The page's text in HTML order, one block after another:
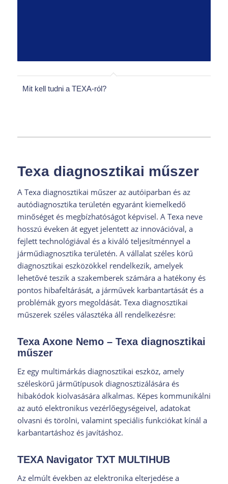
Mit kell tudni a TEXA-ról?
Texa diagnosztikai műszer
A Texa diagnosztikai műszer az autóiparban és az
autódiagnosztika területén egyaránt kiemelkedő
minőséget és megbízhatóságot képvisel. A Texa neve
hosszú éveken át egyet jelentett az innovációval, a
fejlett technológiával és a kiváló teljesítménnyel a
járműdiagnosztika területén. A vállalat széles körű
diagnosztikai eszközökkel rendelkezik, amelyek
lehetővé teszik a szakemberek számára a hatékony és
pontos hibafeltárását, a járművek karbantartását és a
problémák gyors megoldását. Texa diagnosztikai
műszerek széles választéka áll rendelkezésre:
Texa Axone Nemo – Texa diagnosztikai
műszer
Ez egy multimárkás diagnosztikai eszköz, amely
széleskörű járműtípusok diagnosztizálására és
hibakódok kiolvasására alkalmas. Képes kommunikálni
az autó elektronikus vezérlőegységeivel, adatokat
olvasni és törölni, valamint speciális funkciókat kínál a
karbantartáshoz és javításhoz.
TEXA Navigator TXT MULTIHUB
Az elmúlt években az elektronika elterjedése a